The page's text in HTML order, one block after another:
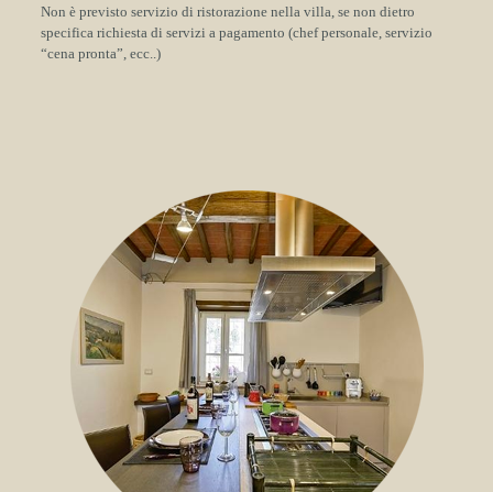
Non è previsto servizio di ristorazione nella villa, se non dietro
specifica richiesta di servizi a pagamento (chef personale, servizio
“cena pronta”, ecc..)